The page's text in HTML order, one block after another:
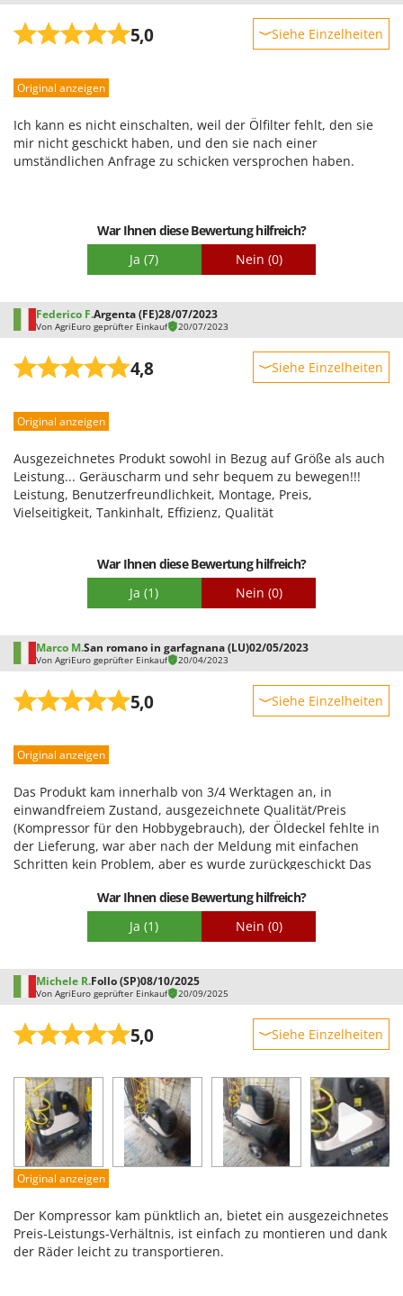
5,0 Siehe Einzelheiten
Leistung
Qualität / Preis
Schwierigkeitsgrad Zusammenbau
Original anzeigen
Ich kann es nicht einschalten, weil der Ölfilter fehlt, den sie
mir nicht geschickt haben, und den sie nach einer
umständlichen Anfrage zu schicken versprochen haben.
War Ihnen diese Bewertung hilfreich?
Ja (7) Nein (0)
Federico F.Argenta (FE)28/07/2023
Von AgriEuro geprüfter Einkauf 20/07/2023
4,8 Siehe Einzelheiten
Leistung
Qualität / Preis
Schwierigkeitsgrad Zusammenbau
Original anzeigen
Ausgezeichnetes Produkt sowohl in Bezug auf Größe als auch
Leistung... Geräuscharm und sehr bequem zu bewegen!!!
Leistung, Benutzerfreundlichkeit, Montage, Preis,
Vielseitigkeit, Tankinhalt, Effizienz, Qualität
War Ihnen diese Bewertung hilfreich?
Ja (1) Nein (0)
Marco M.San romano in garfagnana (LU)02/05/2023
Von AgriEuro geprüfter Einkauf 20/04/2023
5,0 Siehe Einzelheiten
Leistung
Qualität / Preis
Schwierigkeitsgrad Zusammenbau
Verpackung
Original anzeigen
Das Produkt kam innerhalb von 3/4 Werktagen an, in
einwandfreiem Zustand, ausgezeichnete Qualität/Preis
(Kompressor für den Hobbygebrauch), der Öldeckel fehlte in
der Lieferung, war aber nach der Meldung mit einfachen
Schritten kein Problem, aber es wurde zurückgeschickt Das
War Ihnen diese Bewertung hilfreich?
Ja (1) Nein (0)
Michele R.Follo (SP)08/10/2025
Von AgriEuro geprüfter Einkauf 20/09/2025
5,0 Siehe Einzelheiten
Leistung
Benutzerfreundlichkeit
Qualität / Preis
Schwierigkeitsgrad Zusammenbau
Original anzeigen
Der Kompressor kam pünktlich an, bietet ein ausgezeichnetes
Preis-Leistungs-Verhältnis, ist einfach zu montieren und dank
der Räder leicht zu transportieren.